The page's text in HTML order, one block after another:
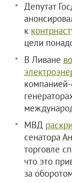
Депутат
к
цели
В Ливане
МВД
сенатора
торговле
что это
за